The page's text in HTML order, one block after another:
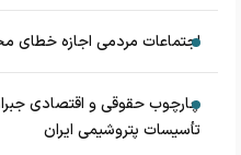
اجتماعات مردمی اجازه خطای
چارچوب حقوقی و اقتصادی
تأسیسات پتروشیمی ایران